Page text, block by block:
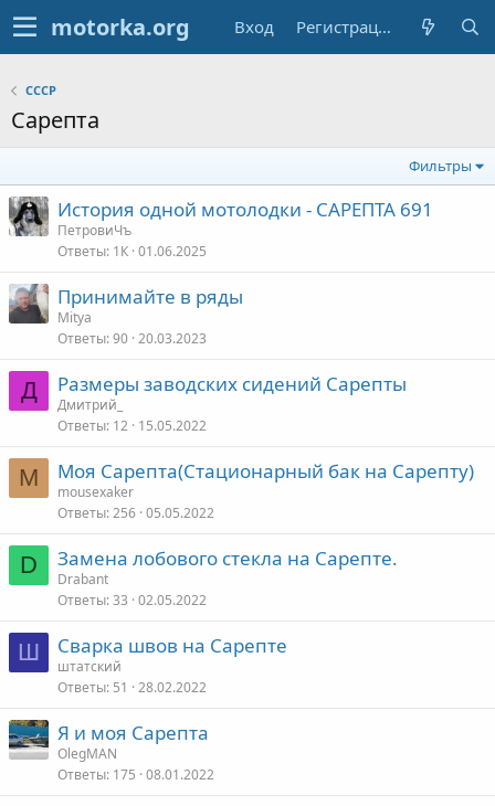
Вход Регистрация
СССР
Сарепта
Фильтры
История одной мотолодки - САРЕПТА 691
ПетровиЧъ
Ответы 1К 01.06.2025
Принимайте в ряды
Mitya
Ответы 90 20.03.2023
Д Размеры заводских сидений Сарепты
Дмитрий_
Ответы 12 15.05.2022
M Моя Сарепта(Стационарный бак на Сарепту)
mousexaker
Ответы 256 05.05.2022
D Замена лобового стекла на Сарепте.
Drabant
Ответы 33 02.05.2022
Ш Сварка швов на Сарепте
штатский
Ответы 51 28.02.2022
Я и моя Сарепта
OlegMAN
Ответы 175 08.01.2022